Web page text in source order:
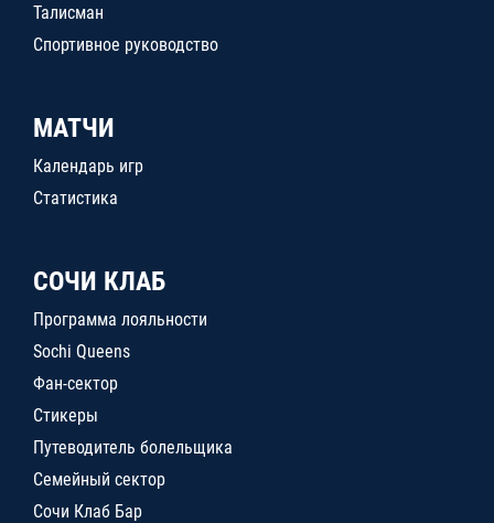
Талисман
Спортивное руководство
МАТЧИ
Календарь игр
Статистика
СОЧИ КЛАБ
Программа лояльности
Sochi Queens
Фан-сектор
Стикеры
Путеводитель болельщика
Семейный сектор
Сочи Клаб Бар